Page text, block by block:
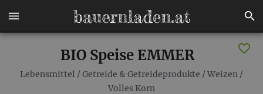
BIO Speise EMMER
Lebensmittel / Getreide & Getreideprodukte / Weizen /
Volles Korn